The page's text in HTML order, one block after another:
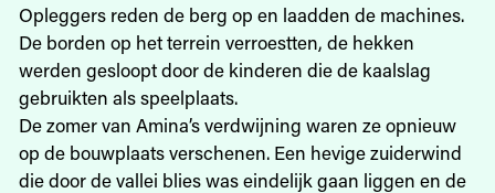
Opleggers reden de berg op en laadden de machines.
De borden op het terrein verroestten, de hekken
werden gesloopt door de kinderen die de kaalslag
gebruikten als speelplaats.
De zomer van Amina’s verdwijning waren ze opnieuw
op de bouwplaats verschenen. Een hevige zuiderwind
die door de vallei blies was eindelijk gaan liggen en de